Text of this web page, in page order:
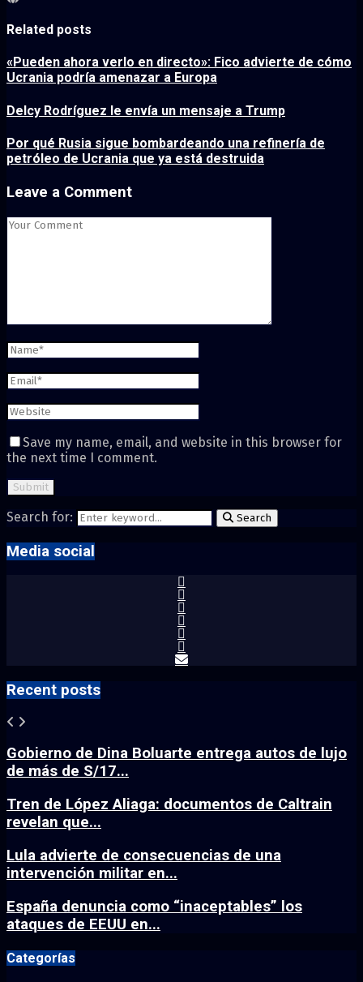
Related posts
«Pueden ahora verlo en directo»: Fico advierte de cómo
Ucrania podría amenazar a Europa
Delcy Rodríguez le envía un mensaje a Trump
Por qué Rusia sigue bombardeando una refinería de
petróleo de Ucrania que ya está destruida
Leave a Comment
Save my name, email, and website in this browser for
the next time I comment.
Search for: Search
Media social
Recent posts
Gobierno de Dina Boluarte entrega autos de lujo
de más de S/17...
Tren de López Aliaga: documentos de Caltrain
revelan que...
Lula advierte de consecuencias de una
intervención militar en...
España denuncia como “inaceptables” los
ataques de EEUU en...
Categorías